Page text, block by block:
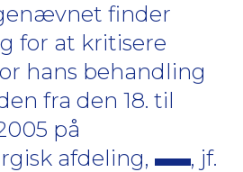
finder
for at kritisere
hans behandling
fra den 18. til
på
afdeling,
, jf.